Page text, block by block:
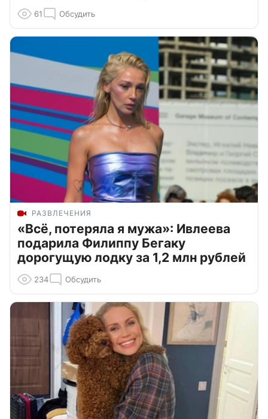
61 Обсудить
РАЗВЛЕЧЕНИЯ
«Всё, потеряла я мужа»: Ивлеева
подарила Филиппу Бегаку
дорогущую лодку за 1,2 млн рублей
234 Обсудить